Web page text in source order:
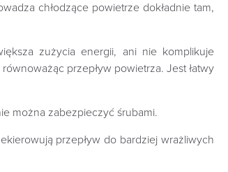
chłodzące powietrze dokładnie tam,
zużycia energii, ani nie komplikuje
przepływ powietrza. Jest łatwy
można zabezpieczyć śrubami.
przepływ do bardziej wrażliwych